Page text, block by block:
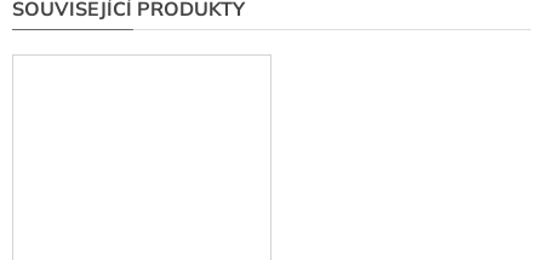
SOUVISEJÍCÍ PRODUKTY